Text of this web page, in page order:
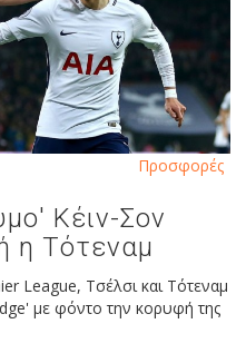
Κέιν-Σον
η Τότεναμ
League, Τσέλσι και Τότεναμ
με φόντο την κορυφή της
Προσφορές